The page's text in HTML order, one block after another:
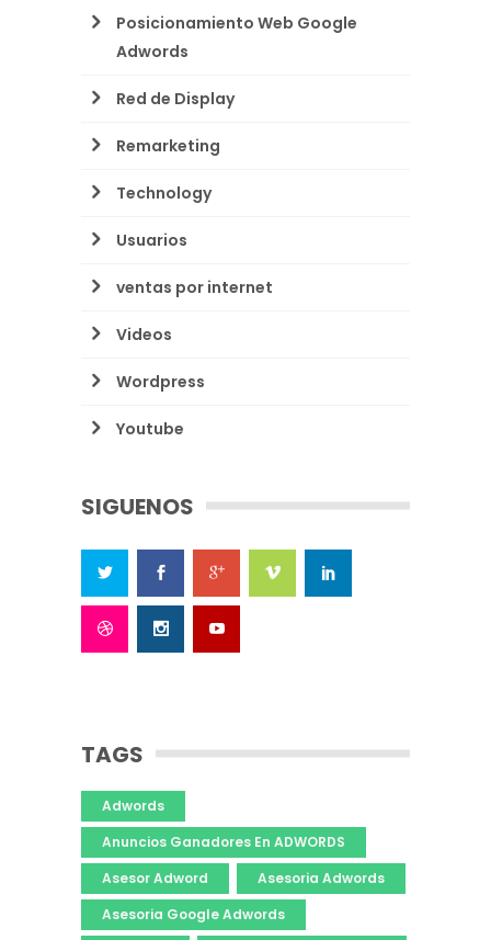
Posicionamiento Web Google
Adwords
Red de Display
Remarketing
Technology
Usuarios
ventas por internet
Videos
Wordpress
Youtube
SIGUENOS
TAGS
Adwords
Anuncios Ganadores En ADWORDS
Asesor Adword
Asesoria Adwords
Asesoria Google Adwords